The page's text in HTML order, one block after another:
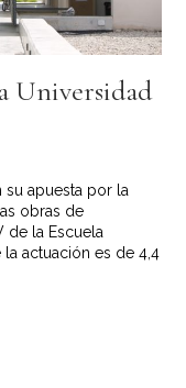
Universidad
su apuesta por la
obras de
de la Escuela
actuación es de 4,4